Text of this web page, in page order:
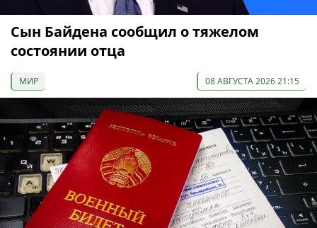
Сын Байдена сообщил о тяжелом
состоянии отца
МИР 08 АВГУСТА 2026 21:15